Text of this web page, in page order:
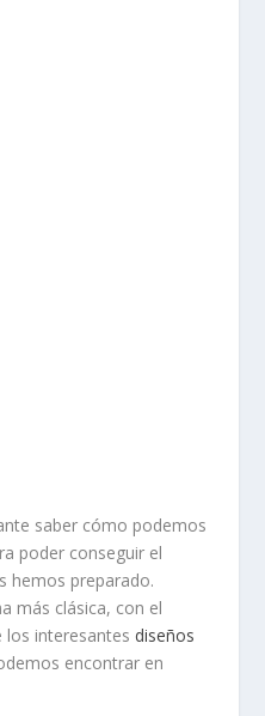
saber cómo podemos
poder conseguir el
hemos preparado.
más clásica, con el
interesantes diseños
encontrar en